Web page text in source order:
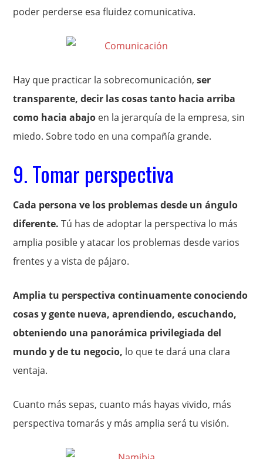
poder perderse esa fluidez comunicativa.
Hay que practicar la sobrecomunicación,ser
transparente, decir las cosas tanto hacia arriba
como hacia abajo en la jerarquía de la empresa, sin
miedo. Sobre todo en una compañía grande.
9. Tomar perspectiva
Cada persona ve los problemas desde un ángulo
diferente. Tú has de adoptar la perspectiva lo más
amplia posible y atacar los problemas desde varios
frentes y a vista de pájaro.
Amplia tu perspectiva continuamente conociendo
cosas y gente nueva, aprendiendo, escuchando,
obteniendo una panorámica privilegiada del
mundo y de tu negocio, lo que te dará una clara
ventaja.
Cuanto más sepas, cuanto más hayas vivido, más
perspectiva tomarás y más amplia será tu visión.